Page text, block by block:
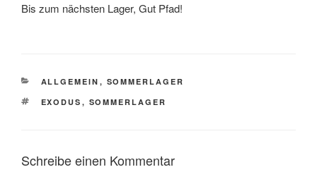
Bis zum nächsten Lager, Gut Pfad!
ALLGEMEIN , SOMMERLAGER
EXODUS , SOMMERLAGER
Schreibe einen Kommentar